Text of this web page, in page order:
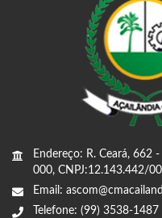
Endereço: R. Ceará, 662
000, CNPJ:12.143.442/
Email:
Telefone: (99) 3538-1487